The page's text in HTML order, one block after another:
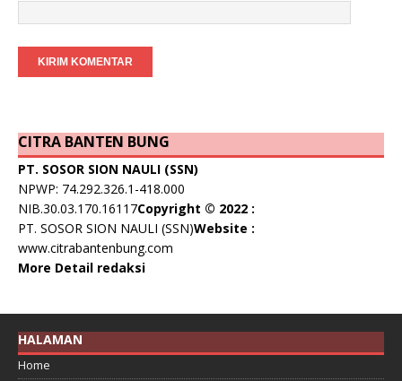
CITRA BANTEN BUNG
PT. SOSOR SION NAULI (SSN)
NPWP: 74.292.326.1-418.000
NIB.30.03.170.16117Copyright © 2022 :
PT. SOSOR SION NAULI (SSN)Website :
www.citrabantenbung.com
More Detail redaksi
HALAMAN
Home